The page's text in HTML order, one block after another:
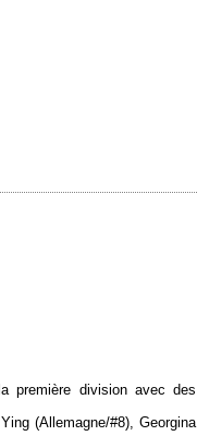
première division avec des
(Allemagne/#8), Georgina